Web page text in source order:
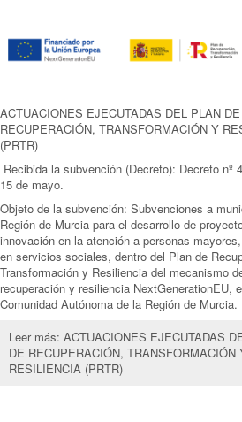
ACTUACIONES EJECUTADAS DEL PLAN DE
RECUPERACIÓN, TRANSFORMACIÓN Y
(PRTR)
Recibida la subvención (Decreto): Decreto nº
15 de mayo.
Objeto de la subvención: Subvenciones a
Región de Murcia para el desarrollo de
innovación en la atención a personas
en servicios sociales, dentro del Plan de
Transformación y Resiliencia del mecanismo
recuperación y resiliencia NextGenerationEU,
Comunidad Autónoma de la Región de Murcia.
Leer más: ACTUACIONES EJECUTADAS
DE RECUPERACIÓN, TRANSFORMACIÓN
RESILIENCIA (PRTR)